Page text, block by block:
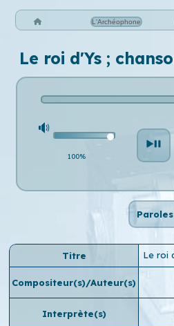
L'Archéophone
Le roi d'Ys ;
100%
Paroles
Titre Le roi
Compositeur(s)/Auteur(s)
Interprète(s)